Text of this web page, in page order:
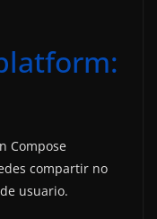
Compose
compartir no
usuario.